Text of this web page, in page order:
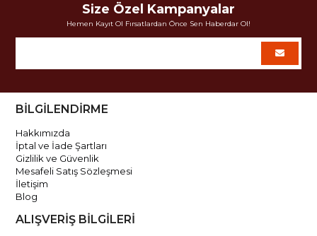
Size Özel Kampanyalar
Hemen Kayıt Ol Fırsatlardan Önce Sen Haberdar Ol!
BİLGİLENDİRME
Hakkımızda
İptal ve İade Şartları
Gizlilik ve Güvenlik
Mesafeli Satış Sözleşmesi
İletişim
Blog
ALIŞVERİŞ BİLGİLERİ